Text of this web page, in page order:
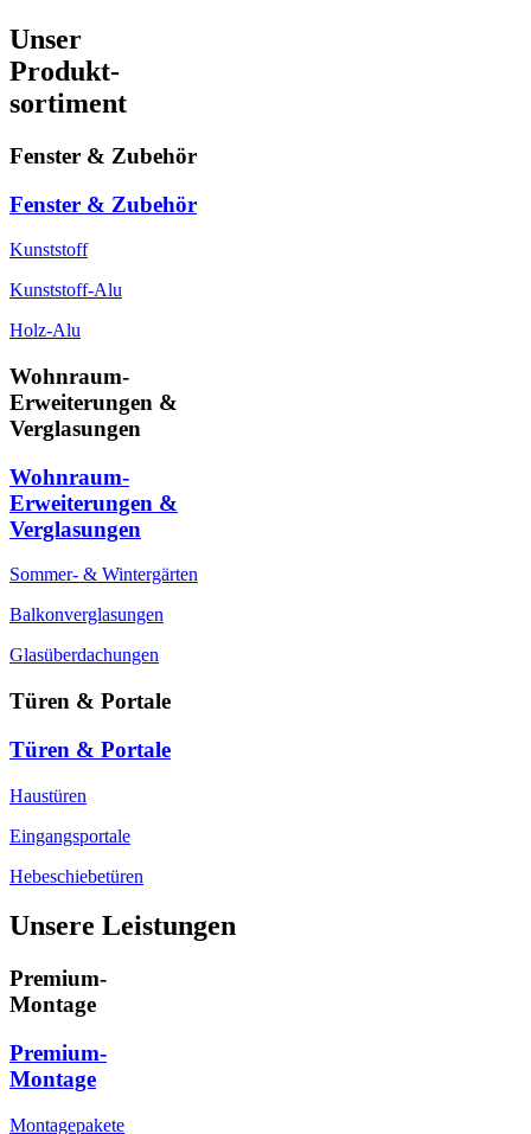
Unser
Produkt-
sortiment
Fenster & Zubehör
Fenster & Zubehör
Kunststoff
Kunststoff-Alu
Holz-Alu
Wohnraum-
Erweiterungen &
Verglasungen
Wohnraum-
Erweiterungen &
Verglasungen
Sommer- & Wintergärten
Balkonverglasungen
Glasüberdachungen
Türen & Portale
Türen & Portale
Haustüren
Eingangsportale
Hebeschiebetüren
Unsere Leistungen
Premium-
Montage
Premium-
Montage
Montagepakete